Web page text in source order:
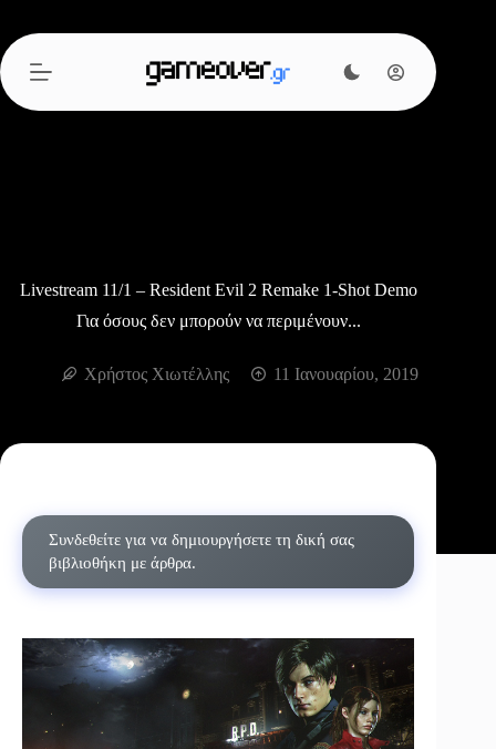
περιεχόμενο
Livestream 11/1 – Resident Evil 2 Remake 1-Shot Demo
Για όσους δεν μπορούν να περιμένουν...
Χρήστος Χιωτέλλης 11 Ιανουαρίου, 2019
Συνδεθείτε για να δημιουργήσετε τη δική σας
βιβλιοθήκη με άρθρα.